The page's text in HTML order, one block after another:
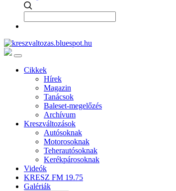
Cikkek
Hírek
Magazin
Tanácsok
Baleset-megelőzés
Archívum
Kreszváltozások
Autósoknak
Motorosoknak
Teherautósoknak
Kerékpárosoknak
Videók
KRESZ FM 19.75
Galériák